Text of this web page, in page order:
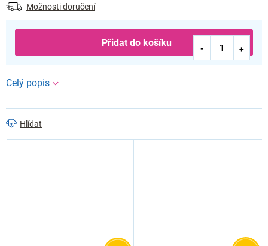
Možnosti doručení
Přidat do košíku
Hlídat